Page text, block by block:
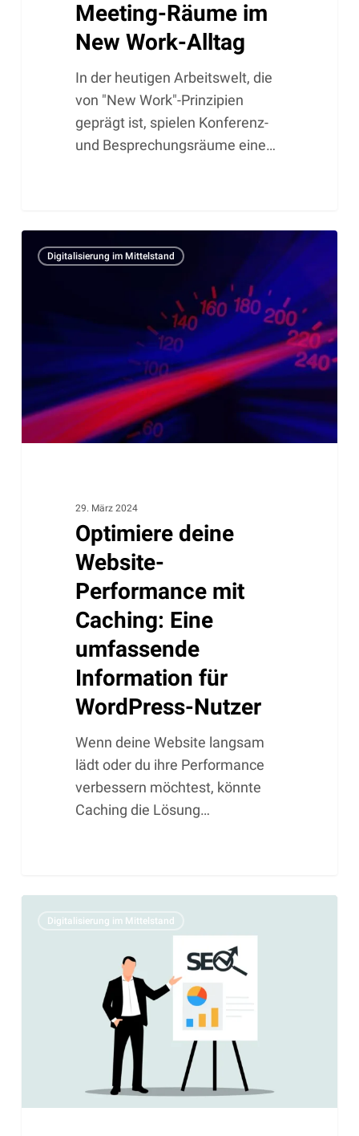
Meeting-Räume im
New Work-Alltag
In der heutigen Arbeitswelt, die
von "New Work"-Prinzipien
geprägt ist, spielen Konferenz-
und Besprechungsräume eine…
deine
Eine
umfassende
Information
für
Digitalisierung im Mittelstand
29. März 2024
Optimiere deine
Website-
Performance mit
Caching: Eine
umfassende
Information für
WordPress-Nutzer
Wenn deine Website langsam
lädt oder du ihre Performance
verbessern möchtest, könnte
Caching die Lösung…
Kunst
deiner
Digitalisierung im Mittelstand